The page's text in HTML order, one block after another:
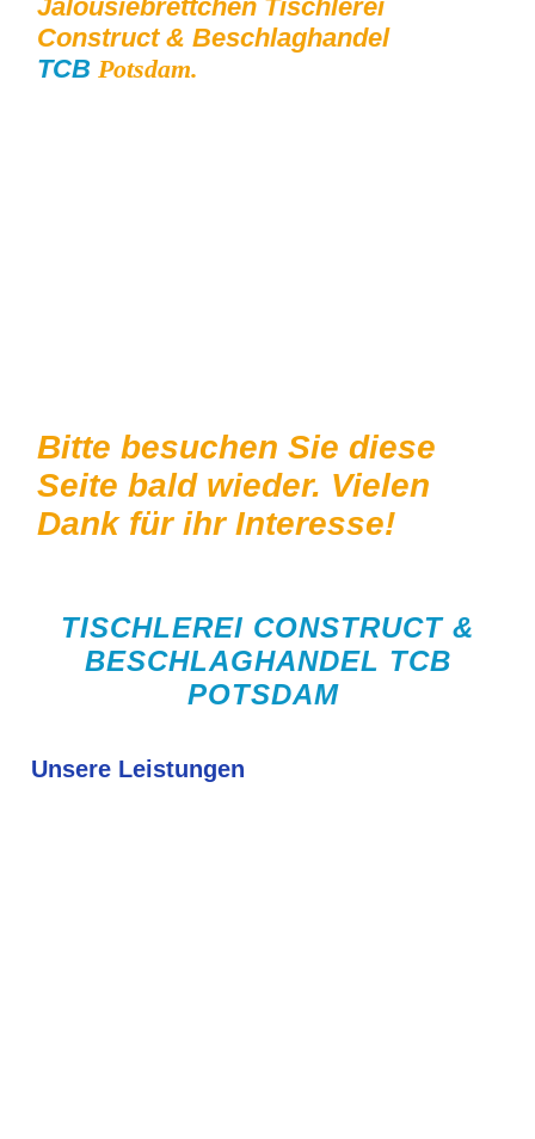
Jalousiebrettchen Tischlerei
Construct & Beschlaghandel
TCB Potsdam.
Bitte besuchen Sie diese
Seite bald wieder. Vielen
Dank für ihr Interesse!
TISCHLEREI CONSTRUCT &
BESCHLAGHANDEL TCB
POTSDAM
Unsere Leistungen